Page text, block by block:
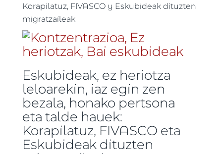
Korapilatuz, FIVASCO y Eskubideak dituzten
migratzaileak
Eskubideak, ez heriotza
leloarekin, iaz egin zen
bezala, honako pertsona
eta talde hauek:
Korapilatuz, FIVASCO eta
Eskubideak dituzten